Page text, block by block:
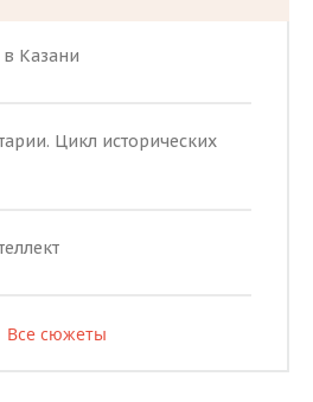
Казани
Цикл исторических
Все сюжеты